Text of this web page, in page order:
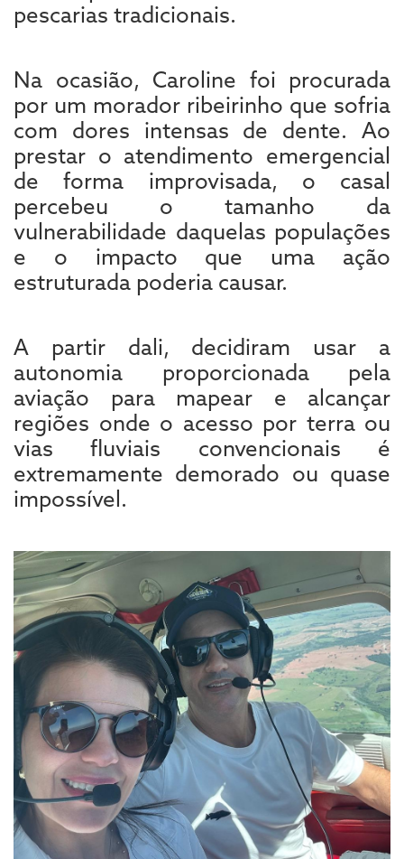
pescarias tradicionais.
Na ocasião, Caroline foi procurada
por um morador ribeirinho que sofria
com dores intensas de dente. Ao
prestar o atendimento emergencial
de forma improvisada, o casal
percebeu o tamanho da
vulnerabilidade daquelas populações
e o impacto que uma ação
estruturada poderia causar.
A partir dali, decidiram usar a
autonomia proporcionada pela
aviação para mapear e alcançar
regiões onde o acesso por terra ou
vias fluviais convencionais é
extremamente demorado ou quase
impossível.